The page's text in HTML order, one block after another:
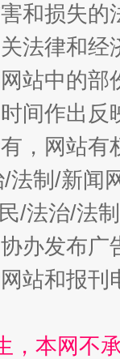
和损失
法律和
站中的
间作出
，网站
法制/新闻
/法治/法
协办发布
站和报
，本网不